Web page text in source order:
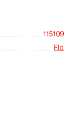
115109
Flo